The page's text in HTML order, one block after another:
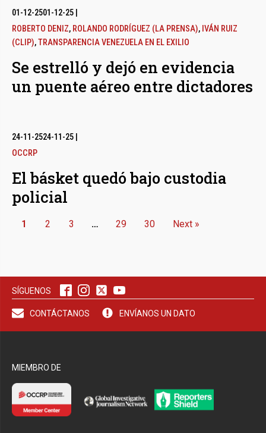
01-12-2501-12-25
ROBERTO DENIZ, ROLANDO RODRÍGUEZ (LA PRENSA), IVÁN RUIZ
(CLIP),TRANSPARENCIA VENEZUELA EN EL EXILIO
Se estrelló y dejó en evidencia
un puente aéreo entre dictadores
24-11-2524-11-25
OCCRP
El básket quedó bajo custodia
policial
1 2 3 … 29 30 Next »
SÍGUENOS
CONTÁCTANOS ENVÍANOS UN DATO
MIEMBRO DE